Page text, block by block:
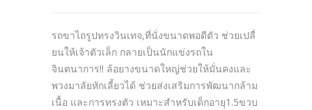
รถขาไถรูปทรงวินเทจ,ที่นั่งขนาดพอดีตัว ช่วยเปลื่
ยนให้เจ้าตัวเล็ก กลายเป็นนักแข่งรถใน
จินตนาการ!! ล้อยางขนาดใหญ่ช่วยให้มั่นคงและ
พวงมาลัยหักเลี้ยวได้ ช่วยส่งเสริมการพัฒนากล้าม
เนื้อ และการทรงตัว เหมาะสำหรับเด็กอายุ1.5ขวบ